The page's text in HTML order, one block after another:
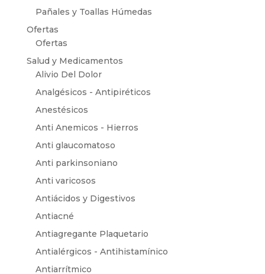
Pañales y Toallas Húmedas
Ofertas
Ofertas
Salud y Medicamentos
Alivio Del Dolor
Analgésicos - Antipiréticos
Anestésicos
Anti Anemicos - Hierros
Anti glaucomatoso
Anti parkinsoniano
Anti varicosos
Antiácidos y Digestivos
Antiacné
Antiagregante Plaquetario
Antialérgicos - Antihistamínico
Antiarrítmico